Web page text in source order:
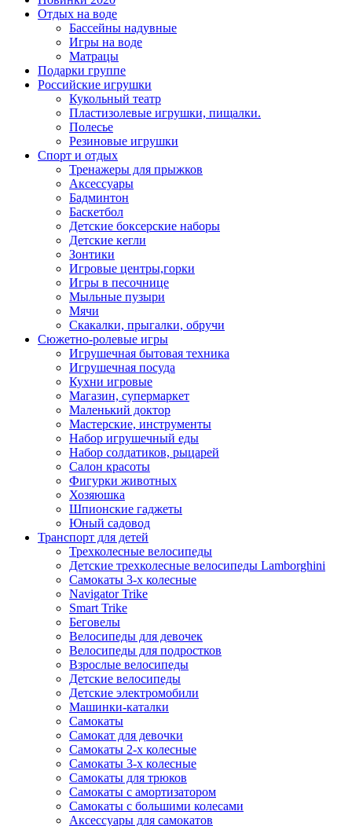
Отдых на воде
Бассейны надувные
Игры на воде
Матрацы
Подарки группе
Российские игрушки
Кукольный театр
Пластизолевые игрушки, пищалки.
Полесье
Резиновые игрушки
Спорт и отдых
Тренажеры для прыжков
Аксессуары
Бадминтон
Баскетбол
Детские боксерские наборы
Детские кегли
Зонтики
Игровые центры,горки
Игры в песочнице
Мыльные пузыри
Мячи
Скакалки, прыгалки, обручи
Сюжетно-ролевые игры
Игрушечная бытовая техника
Игрушечная посуда
Кухни игровые
Магазин, супермаркет
Маленький доктор
Мастерские, инструменты
Набор игрушечный еды
Набор солдатиков, рыцарей
Салон красоты
Фигурки животных
Хозяюшка
Шпионские гаджеты
Юный садовод
Транспорт для детей
Трехколесные велосипеды
Детские трехколесные велосипеды Lamborghini
Самокаты 3-х колесные
Navigator Trike
Smart Trike
Беговелы
Велосипеды для девочек
Велосипеды для подростков
Взрослые велосипеды
Детские велосипеды
Детские электромобили
Машинки-каталки
Самокаты
Самокат для девочки
Самокаты 2-х колесные
Самокаты 3-х колесные
Самокаты для трюков
Самокаты с амортизатором
Самокаты с большими колесами
Аксессуары для самокатов